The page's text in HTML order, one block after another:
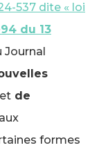
537 dite « loi
du 13
Journal
et de
aux
formes